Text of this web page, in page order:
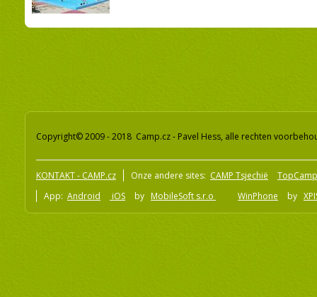
Copyright© 2009 - 2018 Camp.cz - Pavel Hess, alle rechten
KONTAKT - CAMP.cz Onze andere sites: CAMP Tsjechië
App: Android iOS by MobileSoft s.r.o WinPhone by